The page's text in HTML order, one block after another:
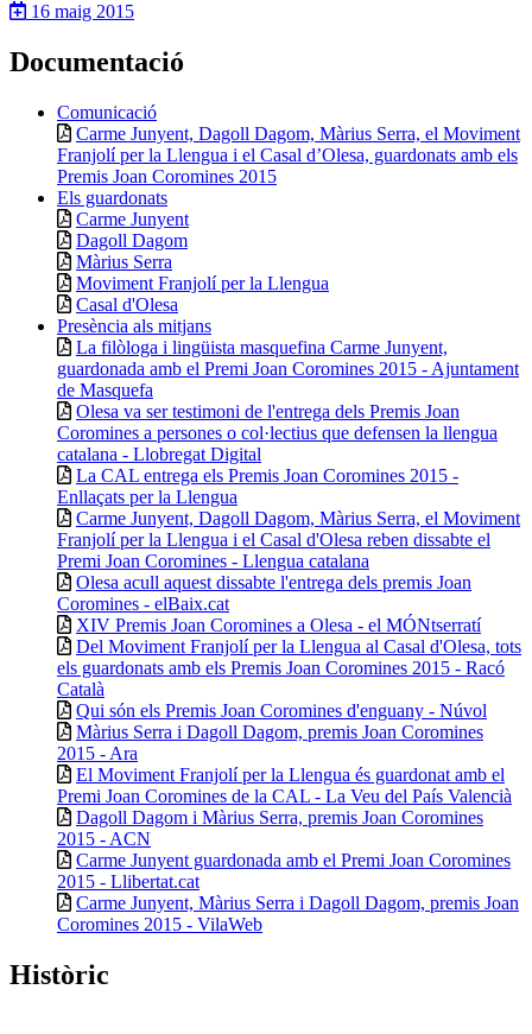
16 maig 2015
Documentació
Comunicació
Carme Junyent, Dagoll Dagom, Màrius Serra, el Moviment
Franjolí per la Llengua i el Casal d’Olesa, guardonats amb els
Premis Joan Coromines 2015
Els guardonats
Carme Junyent
Dagoll Dagom
Màrius Serra
Moviment Franjolí per la Llengua
Casal d'Olesa
Presència als mitjans
La filòloga i lingüista masquefina Carme Junyent,
guardonada amb el Premi Joan Coromines 2015 - Ajuntament
de Masquefa
Olesa va ser testimoni de l'entrega dels Premis Joan
Coromines a persones o col·lectius que defensen la llengua
catalana - Llobregat Digital
La CAL entrega els Premis Joan Coromines 2015 -
Enllaçats per la Llengua
Carme Junyent, Dagoll Dagom, Màrius Serra, el Moviment
Franjolí per la Llengua i el Casal d'Olesa reben dissabte el
Premi Joan Coromines - Llengua catalana
Olesa acull aquest dissabte l'entrega dels premis Joan
Coromines - elBaix.cat
XIV Premis Joan Coromines a Olesa - el MÓNtserratí
Del Moviment Franjolí per la Llengua al Casal d'Olesa, tots
els guardonats amb els Premis Joan Coromines 2015 - Racó
Català
Qui són els Premis Joan Coromines d'enguany - Núvol
Màrius Serra i Dagoll Dagom, premis Joan Coromines
2015 - Ara
El Moviment Franjolí per la Llengua és guardonat amb el
Premi Joan Coromines de la CAL - La Veu del País Valencià
Dagoll Dagom i Màrius Serra, premis Joan Coromines
2015 - ACN
Carme Junyent guardonada amb el Premi Joan Coromines
2015 - Llibertat.cat
Carme Junyent, Màrius Serra i Dagoll Dagom, premis Joan
Coromines 2015 - VilaWeb
Històric